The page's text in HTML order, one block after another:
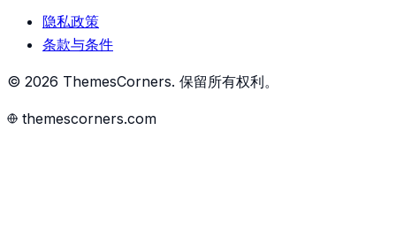
隐私政策
条款与条件
© 2026 ThemesCorners. 保留所有权利。
themescorners.com